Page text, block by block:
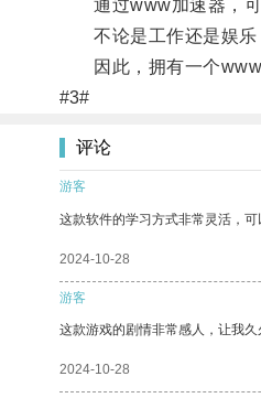
通过www加速器，可
不论是工作还是娱乐
因此，拥有一个www
#3#
评论
游客
这款软件的学习方式非常灵活，可
2024-10-28
游客
这款游戏的剧情非常感人，让我久
2024-10-28